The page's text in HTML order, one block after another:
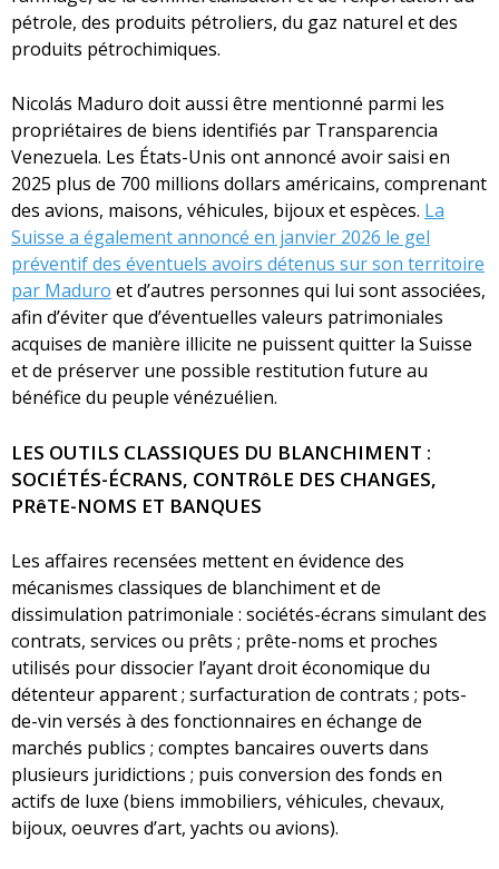
pétrole, des produits pétroliers, du gaz naturel et des
produits pétrochimiques.
Nicolás Maduro doit aussi être mentionné parmi les
propriétaires de biens identifiés par Transparencia
Venezuela. Les États-Unis ont annoncé avoir saisi en
2025 plus de 700 millions dollars américains, comprenant
des avions, maisons, véhicules, bijoux et espèces. La
Suisse a également annoncé en janvier 2026 le gel
préventif des éventuels avoirs détenus sur son territoire
par Maduro et d’autres personnes qui lui sont associées,
afin d’éviter que d’éventuelles valeurs patrimoniales
acquises de manière illicite ne puissent quitter la Suisse
et de préserver une possible restitution future au
bénéfice du peuple vénézuélien.
LES OUTILS CLASSIQUES DU BLANCHIMENT :
SOCIÉTÉS-ÉCRANS, CONTRôLE DES CHANGES,
PRêTE-NOMS ET BANQUES
Les affaires recensées mettent en évidence des
mécanismes classiques de blanchiment et de
dissimulation patrimoniale : sociétés-écrans simulant des
contrats, services ou prêts ; prête-noms et proches
utilisés pour dissocier l’ayant droit économique du
détenteur apparent ; surfacturation de contrats ; pots-
de-vin versés à des fonctionnaires en échange de
marchés publics ; comptes bancaires ouverts dans
plusieurs juridictions ; puis conversion des fonds en
actifs de luxe (biens immobiliers, véhicules, chevaux,
bijoux, oeuvres d’art, yachts ou avions).